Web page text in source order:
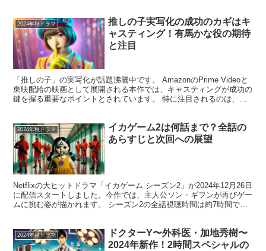
2024年秋ドラマ
推しの子実写化の成功のカギはキ
ャスティング！有馬かな役の期待
と注目
「推しの子」の実写化が話題沸騰中です。 AmazonのPrime Videoと
東映配給の映画として展開される本作では、キャスティングが成功の
鍵を握る重要なポイントとされています。 特に注目されるのは、原
2024年秋ドラマ
イカゲーム2は何話まで？全話の
あらすじと次回への展望
Netflixの大ヒットドラマ「イカゲーム シーズン2」が2024年12月26日
に配信スタートしました。今作では、主人公ソン・ギフンが再びゲー
ムに挑む姿が描かれます。 シーズン2の全話視聴時間は約7時間で、
2024年秋ドラマ
ドクターY〜外科医・加地秀樹〜
2024年新作！2時間スペシャルの